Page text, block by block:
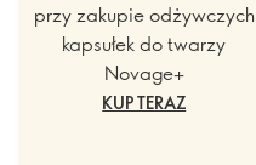
przy zakupie odżywczych
kapsułek do twarzy
Novage+
KUP TERAZ